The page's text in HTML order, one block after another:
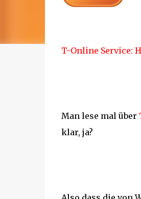
T-Online Service:
Man lese mal über
klar, ja?